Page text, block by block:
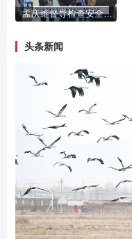
孟庆维督导检查安全生产重点隐患整改工作
头条新闻